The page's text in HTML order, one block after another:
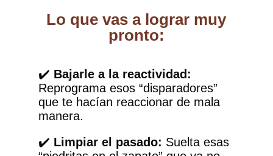
Lo que vas a lograr muy
pronto:
✔️ Bajarle a la reactividad:
Reprograma esos “disparadores”
que te hacían reaccionar de mala
manera.
✔️ Limpiar el pasado: Suelta esas